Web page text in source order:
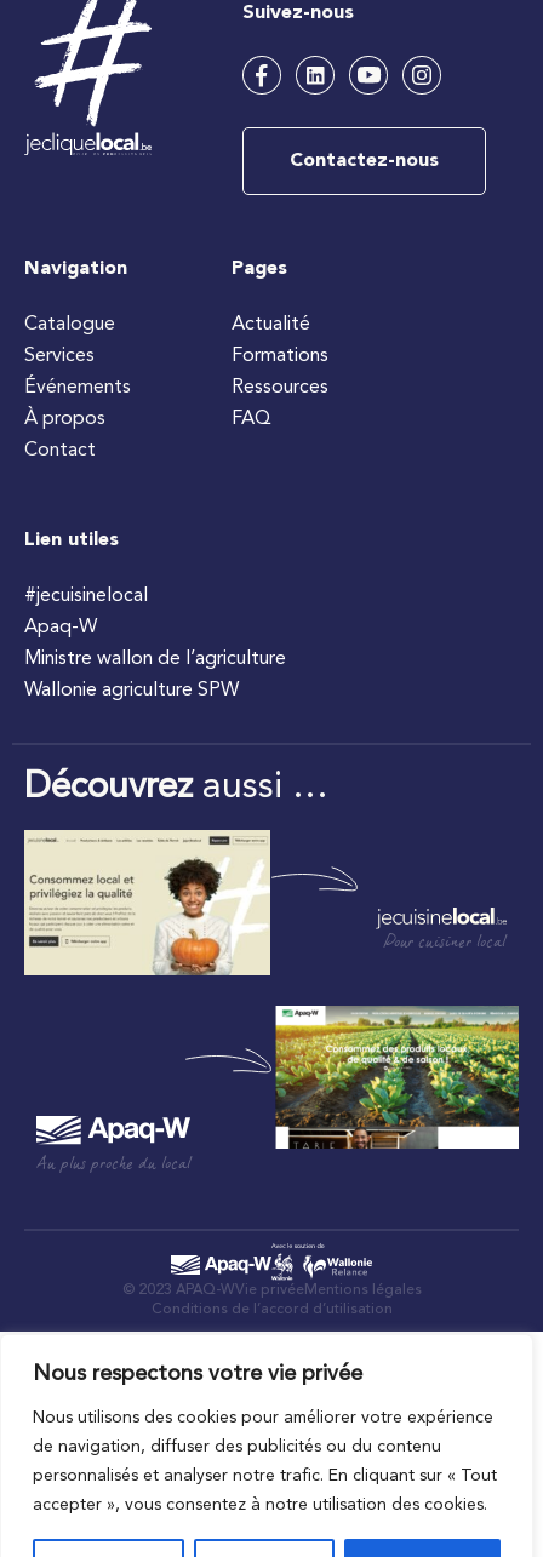
Nous respectons votre vie privée
Nous utilisons des cookies pour améliorer votre expérience
de navigation, diffuser des publicités ou du contenu
personnalisés et analyser notre trafic. En cliquant sur « Tout
accepter », vous consentez à notre utilisation des cookies.
Suivez-nous
Contactez-nous
Navigation
Catalogue
Services
Événements
À propos
Contact
Pages
Actualité
Formations
Ressources
FAQ
Lien utiles
#jecuisinelocal
Apaq-W
Ministre wallon de l’agriculture
Wallonie agriculture SPW
Découvrezaussi …
Pour cuisiner local
Au plus proche du local
© 2023 APAQ-WVie privée Mentions légales
Conditions de l’accord d’utilisation